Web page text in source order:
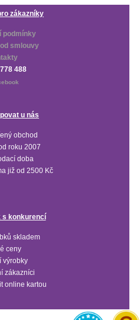
zákazníky
podmínky
smlouvy
488
u nás
obchod
roku 2007
doba
již od 2500 Kč
s konkurencí
skladem
ceny
výrobky
zákazníci
online kartou